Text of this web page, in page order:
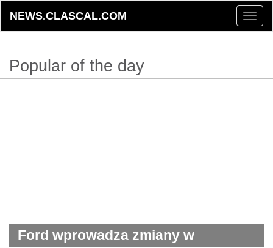
Toggle
NEWS.CLASCAL.COM
Popular of the day
Ford wprowadza zmiany w